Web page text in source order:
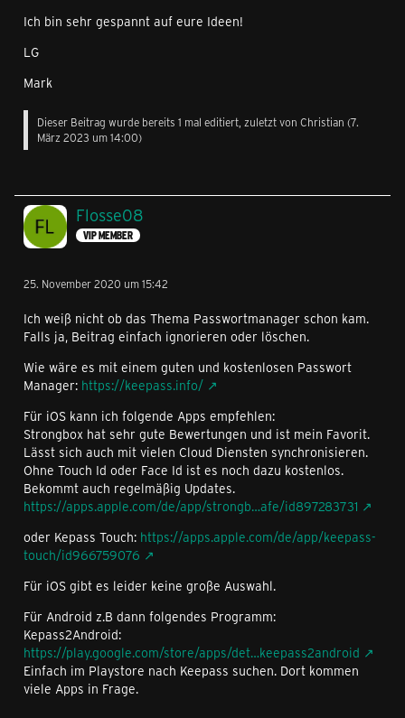
Ich bin sehr gespannt auf eure Ideen!
LG
Mark
Dieser Beitrag wurde bereits 1 mal editiert, zuletzt von Christian (7.
März 2023 um 14:00)
Flosse08
VIP MEMBER
25. November 2020 um 15:42
Ich weiß nicht ob das Thema Passwortmanager schon kam.
Falls ja, Beitrag einfach ignorieren oder löschen.
Wie wäre es mit einem guten und kostenlosen Passwort
Manager: https://keepass.info/
Für iOS kann ich folgende Apps empfehlen:
Strongbox hat sehr gute Bewertungen und ist mein Favorit.
Lässt sich auch mit vielen Cloud Diensten synchronisieren.
Ohne Touch Id oder Face Id ist es noch dazu kostenlos.
Bekommt auch regelmäßig Updates.
https://apps.apple.com/de/app/strongb…afe/id897283731
oder Kepass Touch: https://apps.apple.com/de/app/keepass-
touch/id966759076
Für iOS gibt es leider keine große Auswahl.
Für Android z.B dann folgendes Programm:
Kepass2Android:
https://play.google.com/store/apps/det…keepass2android
Einfach im Playstore nach Keepass suchen. Dort kommen
viele Apps in Frage.